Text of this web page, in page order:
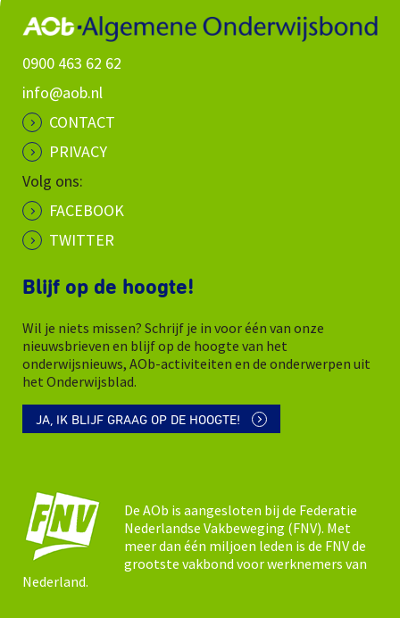
0900 463 62 62
info@aob.nl
CONTACT
PRIVACY
Volg ons:
FACEBOOK
TWITTER
Blijf op de hoogte!
Wil je niets missen? Schrijf je in voor één van onze
nieuwsbrieven en blijf op de hoogte van het
onderwijsnieuws, AOb-activiteiten en de onderwerpen uit
het Onderwijsblad.
JA, IK BLIJF GRAAG OP DE HOOGTE!
De AOb is aangesloten bij de Federatie
Nederlandse Vakbeweging (FNV). Met
meer dan één miljoen leden is de FNV de
grootste vakbond voor werknemers van
Nederland.